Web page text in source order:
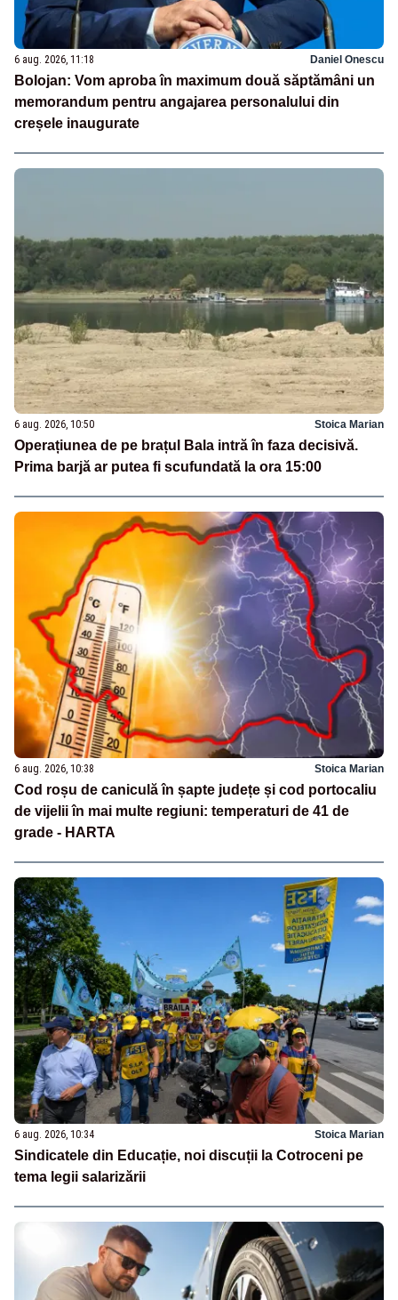
6 aug. 2026, 11:18 Daniel Onescu
Bolojan: Vom aproba în maximum două săptămâni un
memorandum pentru angajarea personalului din
creșele inaugurate
6 aug. 2026, 10:50 Stoica Marian
Operațiunea de pe brațul Bala intră în faza decisivă.
Prima barjă ar putea fi scufundată la ora 15:00
6 aug. 2026, 10:38 Stoica Marian
Cod roșu de caniculă în șapte județe și cod portocaliu
de vijelii în mai multe regiuni: temperaturi de 41 de
grade - HARTA
6 aug. 2026, 10:34 Stoica Marian
Sindicatele din Educație, noi discuții la Cotroceni pe
tema legii salarizării